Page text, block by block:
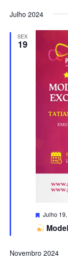
Julho 2024
SEX
19
Julho
Novembro 2024